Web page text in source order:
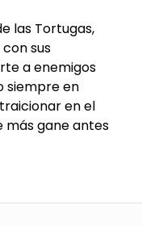
las Tortugas,
sus
a enemigos
siempre en
en el
más gane antes